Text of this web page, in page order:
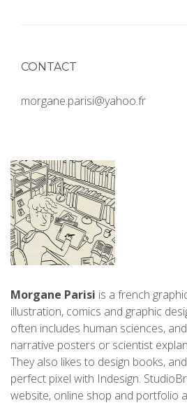
CONTACT
morgane.parisi@yahoo.fr
Morgane Parisi is a french
illustration, comics and graphic
often includes human sciences,
narrative posters or scientist
They also likes to design books,
perfect pixel with Indesign.
website, online shop and portfolio